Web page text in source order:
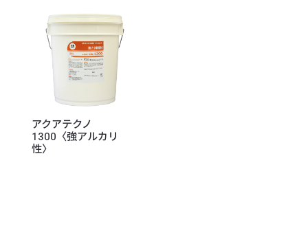
アクアテクノ
1300〈強アルカリ
性〉